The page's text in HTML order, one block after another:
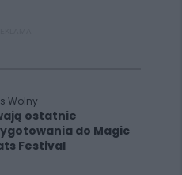
Wolny
ostatnie
do Magic
Festival